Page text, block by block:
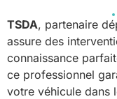
TSDA, partenaire
assure des
connaissance
ce professionnel
votre véhicule dans